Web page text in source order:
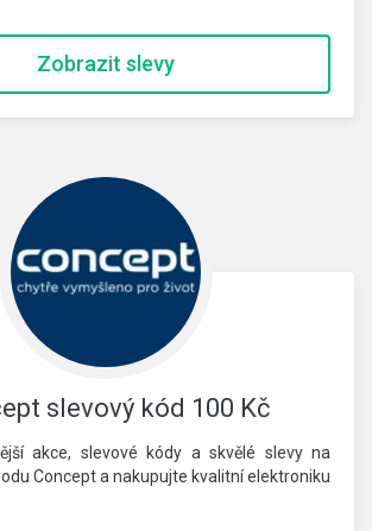
Zobrazit slevy
slevový kód 100 Kč
akce, slevové kódy a skvělé slevy na
Concept a nakupujte kvalitní elektroniku